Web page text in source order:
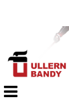
Veksle
navigasjon